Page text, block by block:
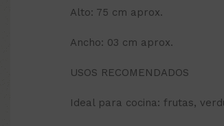
Alto: 75 cm aprox.
Ancho: 03 cm aprox.
USOS RECOMENDADOS
Ideal para cocina: frutas,